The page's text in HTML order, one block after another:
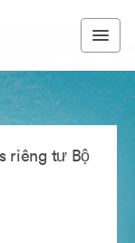
riêng tư Bộ